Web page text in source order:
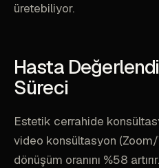
üretebiliyor.
Hasta
Süreci
Estetik cerrahide
video konsültasyon
dönüşüm oranını %58